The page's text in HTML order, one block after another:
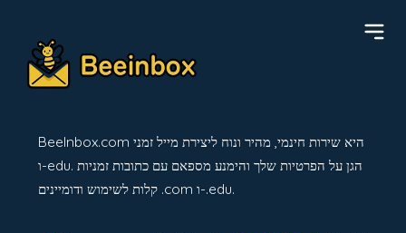
BeeInbox.com היא שירות חינמי, מהיר ונוח ליצירת מייל זמני
ו-edu. הגן על הפרטיות שלך והימנע מספאם עם כתובות זמניות
קלות לשימוש ודומיינים .com ו-.edu.